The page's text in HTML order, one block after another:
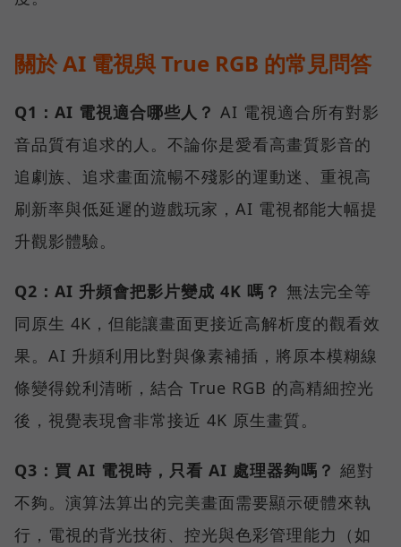
關於 AI 電視與 True RGB 的常見問答
Q1：AI 電視適合哪些人？ AI 電視適合所有對影
音品質有追求的人。不論你是愛看高畫質影音的
追劇族、追求畫面流暢不殘影的運動迷、重視高
刷新率與低延遲的遊戲玩家，AI 電視都能大幅提
升觀影體驗。
Q2：AI 升頻會把影片變成 4K 嗎？ 無法完全等
同原生 4K，但能讓畫面更接近高解析度的觀看效
果。AI 升頻利用比對與像素補插，將原本模糊線
條變得銳利清晰，結合 True RGB 的高精細控光
後，視覺表現會非常接近 4K 原生畫質。
Q3：買 AI 電視時，只看 AI 處理器夠嗎？ 絕對
不夠。演算法算出的完美畫面需要顯示硬體來執
行，電視的背光技術、控光與色彩管理能力（如